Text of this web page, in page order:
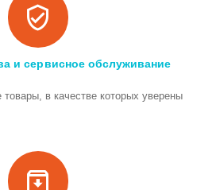
и сервисное обслуживание
товары, в качестве которых уверены